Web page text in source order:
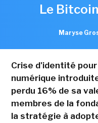
Le
Maryse
Crise d'identité
numérique
perdu 16% de sa
membres de la
la stratégie à